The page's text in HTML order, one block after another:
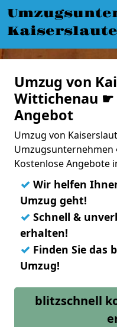
Umzug von
Wittichenau ☛
Angebot
Umzug von
Umzugsunternehmen
Kostenlose Angebote
✓ Wir helfen
Umzug geht!
✓ Schnell &
erhalten!
✓ Finden Sie das
Umzug!
blitzschnell